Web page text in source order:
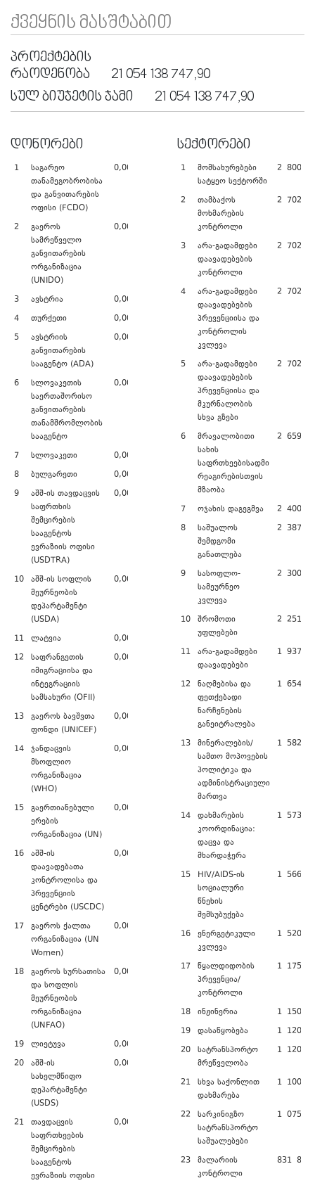
ᲥᲕᲔᲧᲜᲘᲡ ᲛᲐᲡᲨᲢᲐᲑᲘᲗ
ᲞᲠᲝᲔᲥᲢᲔᲑᲘᲡ
ᲠᲐᲝᲓᲔᲜᲝᲑᲐ
21 054 138 747,90
ᲡᲣᲚ ᲑᲘᲣᲯᲔᲢᲘᲡ ᲯᲐᲛᲘ
21 054 138 747,90
ᲓᲝᲜᲝᲠᲔᲑᲘ
1
საგარეო
თანამეგობრობისა
და განვითარების
ოფისი (FCDO)
0,00
2
გაეროს
სამრეწველო
განვითარების
ორგანიზაცია
(UNIDO)
0,00
3 ავსტრია
0,00
4
თურქეთი
0,00
5
ავსტრიის
განვითარების
სააგენტო (ADA)
0,00
6
სლოვაკეთის
საერთაშორისო
განვითარების
თანამშრომლობის
სააგენტო
0,00
7 სლოვაკეთი
0,00
8
ბულგარეთი
0,00
9
აშშ-ის თავდაცვის
საფრთხის
შემცირების
სააგენტოს
ევრაზიის ოფისი
(USDTRA)
0,00
10
აშშ-ის სოფლის
მეურნეობის
დეპარტამენტი
(USDA)
0,00
11 ლატვია
0,00
12
საფრანგეთის
იმიგრაციისა და
ინტეგრაციის
სამსახური (OFII)
0,00
13
გაეროს ბავშვთა
ფონდი (UNICEF)
0,00
14
ჯანდაცვის
მსოფლიო
ორგანიზაცია
(WHO)
0,00
15
გაერთიანებული
ერების
ორგანიზაცია (UN)
0,00
16
აშშ-ის
დაავადებათა
კონტროლისა და
პრევენციის
ცენტრები (USCDC)
0,00
17
გაეროს ქალთა
ორგანიზაცია (UN
Women)
0,00
18
გაეროს სურსათისა
და სოფლის
მეურნეობის
ორგანიზაცია
(UNFAO)
0,00
19 ლიეტუვა
0,00
20
აშშ-ის
სახელმწიფო
დეპარტამენტი
(USDS)
0,00
21
თავდაცვის
საფრთხეების
შემცირების
სააგენტოს
ევრაზიის ოფისი
0,00
ᲡᲔᲥᲢᲝᲠᲔᲑᲘ
1
მომსახურებები
სატყეო სექტორში
2 800
2
თამბაქოს
მოხმარების
კონტროლი
2 702
3
არა-გადამდები
დაავადებების
კონტროლი
2 702
4
არა-გადამდები
დაავადებების
პრევენციისა და
კონტროლის
კვლევა
2 702
5
არა-გადამდები
დაავადებების
პრევენციისა და
მკურნალობის
სხვა გზები
2 702
6
მრავალობითი
სახის
საფრთხეებისადმი
რეაგირებისთვის
მზაობა
2 659
7 ოჯახის დაგეგმვა
2 400
8
საშუალოს
შემდგომი
განათლება
2 387
9
სასოფლო-
სამეურნეო
კვლევა
2 300
10 შრომოთი
უფლებები
2 251
11 არა-გადამდები
დაავადებები
1 937
12
ნაღმებისა და
ფეთქებადი
ნარჩენების
განეიტრალება
1 654
13 მინერალების/
სამთო მოპოვების
პოლიტიკა და
ადმინისტრაციული
მართვა
1 582
14 დახმარების
კოორდინაცია:
დაცვა და
მხარდაჭერა
1 573
15
HIV/AIDS-ის
სოციალური
წნეხის
შემსუბუქება
1 566
16 ენერგეტიკული
კვლევა
1 520
17 წყალდიდობის
პრევენცია/
კონტროლი
1 175
18 ინჟინერია
1 150
19 დასაწყობება
1 120
20 სატრანსპორტო
მრეწველობა
1 120
21 სხვა საქონლით
დახმარება
1 100
22
სარკინიგზო
სატრანსპორტო
საშუალებები
1 075
23 მალარიის
კონტროლი
831